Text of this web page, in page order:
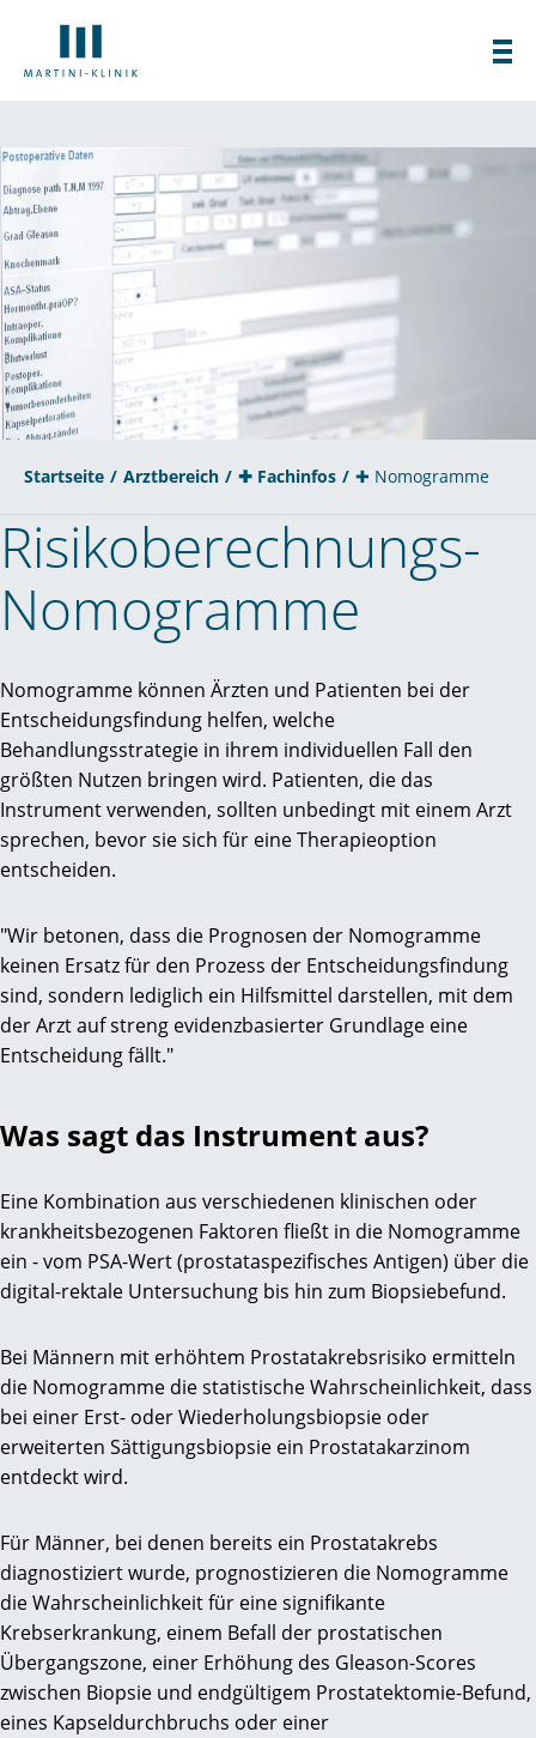
Startseite Arztbereich ✚ Fachinfos ✚ Nomogramme
Risiko­berechnungs-
Nomo­gramme
Nomogramme können Ärzten und Patienten bei der
Entscheidungsfindung helfen, welche
Behandlungsstrategie in ihrem individuellen Fall den
größten Nutzen bringen wird. Patienten, die das
Instrument verwenden, sollten unbedingt mit einem Arzt
sprechen, bevor sie sich für eine Therapieoption
entscheiden.
"Wir betonen, dass die Prognosen der Nomogramme
keinen Ersatz für den Prozess der Entscheidungsfindung
sind, sondern lediglich ein Hilfsmittel darstellen, mit dem
der Arzt auf streng evidenzbasierter Grundlage eine
Entscheidung fällt."
Was sagt das Instrument aus?
Eine Kombination aus verschiedenen klinischen oder
krankheitsbezogenen Faktoren fließt in die Nomogramme
ein - vom PSA-Wert (prostataspezifisches Antigen) über die
digital-rektale Untersuchung bis hin zum Biopsiebefund.
Bei Männern mit erhöhtem Prostatakrebsrisiko ermitteln
die Nomogramme die statistische Wahrscheinlichkeit, dass
bei einer Erst- oder Wiederholungsbiopsie oder
erweiterten Sättigungsbiopsie ein Prostatakarzinom
entdeckt wird.
Für Männer, bei denen bereits ein Prostatakrebs
diagnostiziert wurde, prognostizieren die Nomogramme
die Wahrscheinlichkeit für eine signifikante
Krebserkrankung, einem Befall der prostatischen
Übergangszone, einer Erhöhung des Gleason-Scores
zwischen Biopsie und endgültigem Prostatektomie-Befund,
eines Kapseldurchbruchs oder einer